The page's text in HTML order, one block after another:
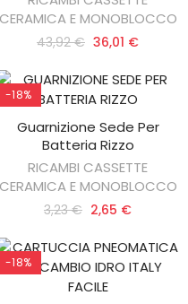
CERAMICA E MONOBLOCCO
43,92 € 36,01 €
-18%
AGGIUNGI AL CARRELLO
Guarnizione Sede Per
Batteria Rizzo
RICAMBI CASSETTE
CERAMICA E MONOBLOCCO
3,23 € 2,65 €
-18%